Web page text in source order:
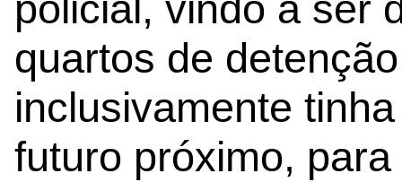
quartos de
inclusivamente
futuro próximo,